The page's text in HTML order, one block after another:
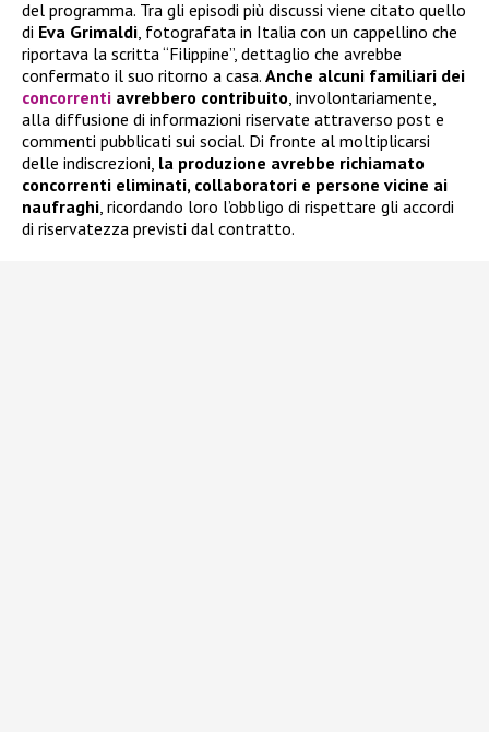
del programma. Tra gli episodi più discussi viene citato quello
di Eva Grimaldi, fotografata in Italia con un cappellino che
riportava la scritta “Filippine”, dettaglio che avrebbe
confermato il suo ritorno a casa. Anche alcuni familiari dei
concorrenti avrebbero contribuito, involontariamente,
alla diffusione di informazioni riservate attraverso post e
commenti pubblicati sui social. Di fronte al moltiplicarsi
delle indiscrezioni, la produzione avrebbe richiamato
concorrenti eliminati, collaboratori e persone vicine ai
naufraghi, ricordando loro l’obbligo di rispettare gli accordi
di riservatezza previsti dal contratto.